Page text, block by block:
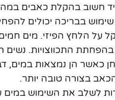
חשוב בהקלת כאבים
בבריכה יכולים
על הלחץ הפיזי. מים
בהפחתת התכווצויות. נשים
כאשר הן נמצאות במים,
בצורה טובה יותר.
לשלב את השימוש במים